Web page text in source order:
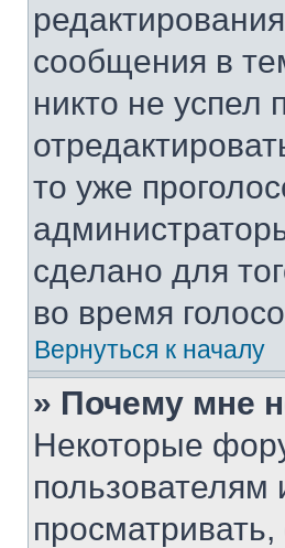
сообщения в
никто не успел
то уже
сделано для
во время
Вернуться к началу
» Почему мне
Некоторые
пользователям